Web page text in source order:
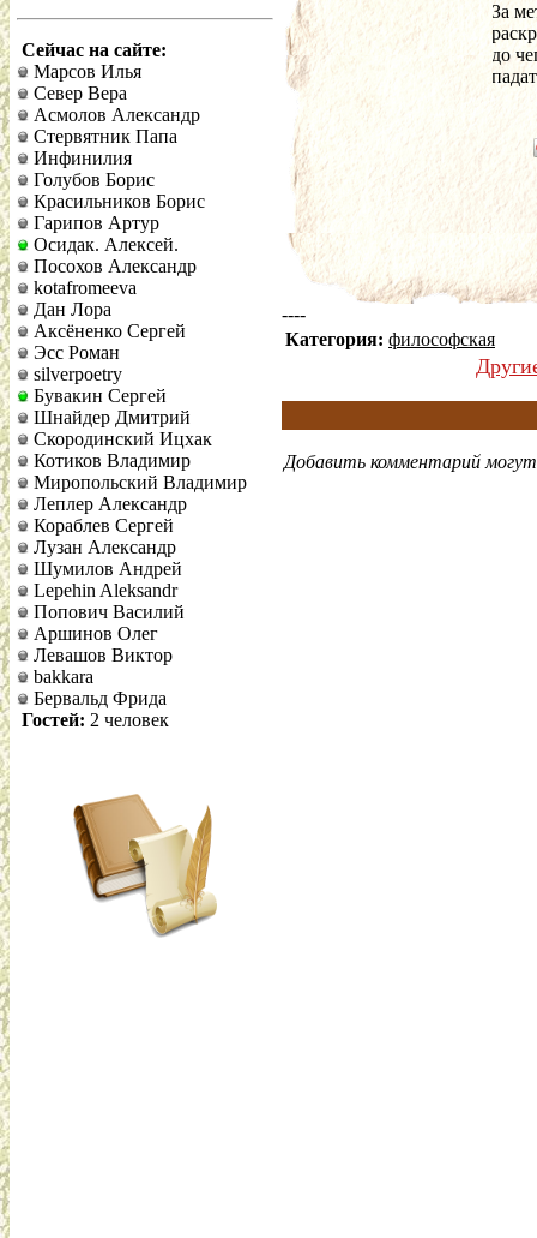
Сейчас на сайте:
Марсов Илья
Север Вера
Асмолов Александр
Стервятник Папа
Инфинилия
Голубов Борис
Красильников Борис
Гарипов Артур
Осидак. Алексей.
Посохов Александр
kotafromeeva
Дан Лора
Аксёненко Сергей
Эсс Роман
silverpoetry
Бувакин Сергей
Шнайдер Дмитрий
Скородинский Ицхак
Котиков Владимир
Миропольский Владимир
Леплер Александр
Кораблев Сергей
Лузан Александр
Шумилов Андрей
Lepehin Aleksandr
Попович Василий
Аршинов Олег
Левашов Виктор
bakkara
Бервальд Фрида
Гостей: 2 человек
За
до
----
Категория: философская
Добавить комментарий